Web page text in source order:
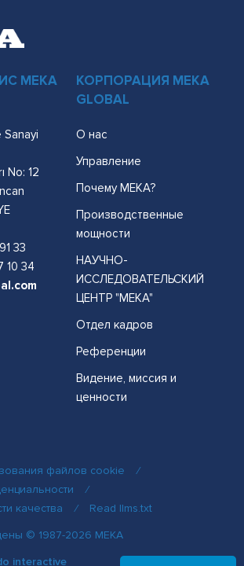
MEKA
No: 12
33
10 34
КОРПОРАЦИЯ MEKA
GLOBAL
О нас
Управление
Почему MEKA?
Производственные
мощности
НАУЧНО-
ИССЛЕДОВАТЕЛЬСКИЙ
ЦЕНТР "МЕКА"
Отдел кадров
Референции
Видение, миссия и
ценности
файлов cookie
/
/
качества
/
Read llms.txt
© 1987-2026 MEKA
interactive